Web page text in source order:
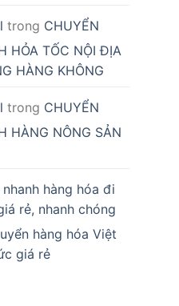
trong CHUYỂN
HỎA TỐC NỘI ĐỊA
HÀNG KHÔNG
trong CHUYỂN
HÀNG NÔNG SẢN
hàng hóa đi
rẻ, nhanh chóng
hàng hóa Việt
giá rẻ